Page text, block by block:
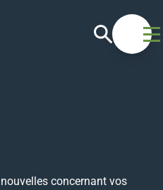
Recherche
concernant vos